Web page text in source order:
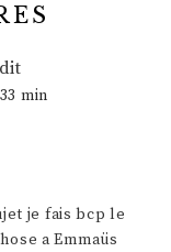
dit
min
je fais bcp le
a Emmaüs